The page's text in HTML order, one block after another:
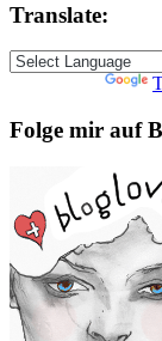
Translate:
Folge mir auf